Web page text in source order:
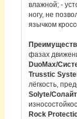
влажной; -
ногу, не
язычком
фазах
DuoMax/
Trusstic
лёгкость,
Solyte/Солайт
Rock